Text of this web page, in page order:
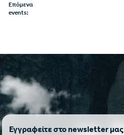
Επόμενα
events:
Εγγραφείτε στο newsletter μας